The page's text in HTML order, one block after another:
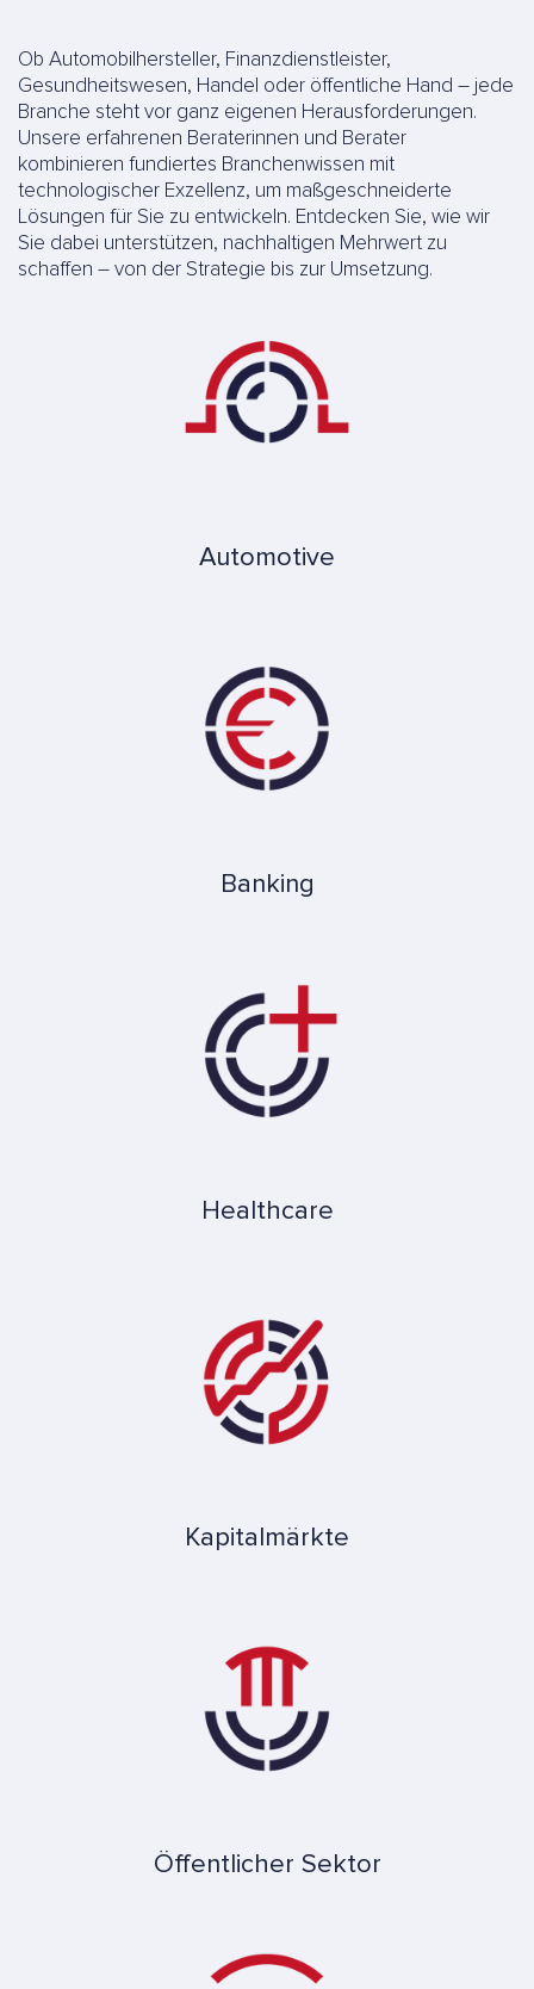
Ob Automobilhersteller, Finanzdienstleister,
Gesundheitswesen, Handel oder öffentliche Hand – jede
Branche steht vor ganz eigenen Herausforderungen.
Unsere erfahrenen Beraterinnen und Berater
kombinieren fundiertes Branchenwissen mit
technologischer Exzellenz, um maßgeschneiderte
Lösungen für Sie zu entwickeln. Entdecken Sie, wie wir
Sie dabei unterstützen, nachhaltigen Mehrwert zu
schaffen – von der Strategie bis zur Umsetzung.
Automotive
Banking
Healthcare
Kapitalmärkte
Öffentlicher Sektor